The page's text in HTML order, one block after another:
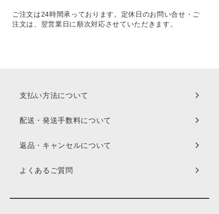
ご注文は24時間承っております。定休日のお問い合せ・ご
注文は、翌営業日に順次対応させていただきます。
支払い方法について
配送・発送手数料について
返品・キャンセルについて
よくあるご質問